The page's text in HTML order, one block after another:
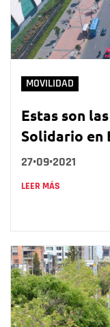
MOVILIDAD
Estas son
Solidario en
27•09•2021
LEER MÁS